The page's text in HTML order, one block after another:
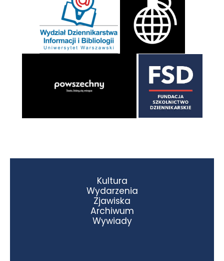
Kultura
Wydarzenia
Zjawiska
Archiwum
Wywiady